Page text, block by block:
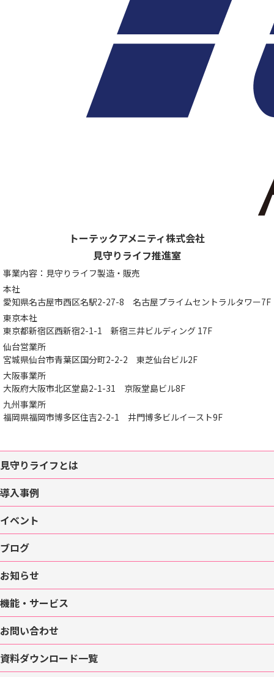
トーテックアメニティ株式会社
見守りライフ推進室
事業内容：見守りライフ製造・販売
本社
愛知県名古屋市西区名駅2-27-8 名古屋プライムセントラルタワー7F
東京本社
東京都新宿区西新宿2-1-1 新宿三井ビルディング 17F
仙台営業所
宮城県仙台市青葉区国分町2-2-2 東芝仙台ビル2F
大阪事業所
大阪府大阪市北区堂島2-1-31 京阪堂島ビル8F
九州事業所
福岡県福岡市博多区住吉2-2-1 井門博多ビルイースト9F
見守りライフとは
導入事例
イベント
ブログ
お知らせ
機能・サービス
お問い合わせ
資料ダウンロード一覧